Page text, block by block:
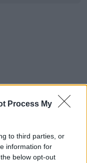
Process My
to third parties, or
information for
below opt-out